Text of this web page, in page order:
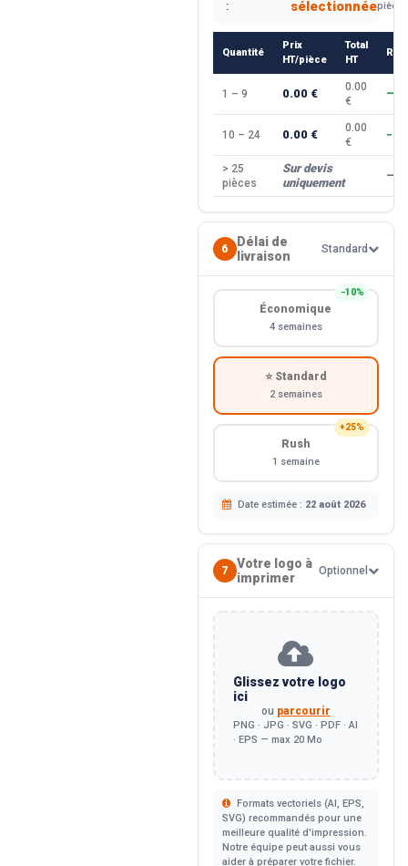
: sélectionnéepièce
Quantité
Prix
HT/pièce
Total
HT
1 – 9 0.00 €
0.00
€
—
10 – 24 0.00 €
0.00
€
> 25
pièces
Sur devis
uniquement
—
6
Délai de
livraison
Standard
−10%
Économique
4 semaines
⭐ Standard
2 semaines
+25%
Rush
1 semaine
Date estimée : 22 août 2026
7
Votre logo à
imprimer
Optionnel
Glissez votre logo
ici
ou parcourir
PNG · JPG · SVG · PDF · AI
· EPS — max 20 Mo
Formats vectoriels (AI, EPS,
SVG) recommandés pour une
meilleure qualité d'impression.
Notre équipe peut aussi vous
aider à préparer votre fichier.